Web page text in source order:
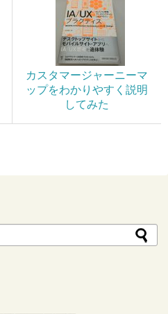
カスタマージャーニーマ
ップをわかりやすく説明
してみた